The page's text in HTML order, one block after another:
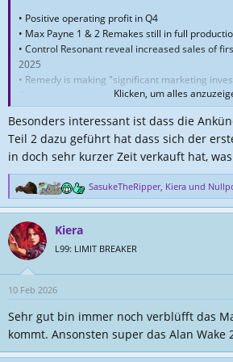
• Positive operating profit in Q4
• Max Payne 1 & 2 Remakes still in full
• Control Resonant reveal increased sales of
2025
• Remedy is making "significant marketing
• Alan Wake 2 generated "meaningful
Remedy Entertainment FY2025 Q4
Statement s Release JANUARY – DEC
ENTERTAINMENT PLC.
FINLAND 1 (20 ) Remedy
Entertainment Plc |...
investgame.net
Klicken, um alles
Besonders interessant ist dass die
Teil 2 dazu geführt hat dass sich der
in doch sehr kurzer Zeit verkauft hat,
R
e
k
t
o
n
n
:
SasukeTheRipper, Kiera und
Kiera
L99: LIMIT BREAKER
10 Feb 2026
Sehr gut bin immer noch verblüfft das
kommt. Ansonsten super das Alan